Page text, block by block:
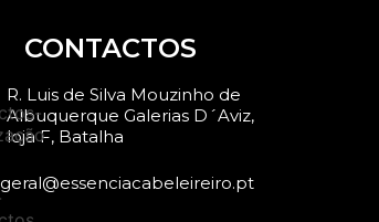
CONTACTOS
R. Luis de Silva Mouzinho de
Albuquerque Galerias D´Aviz,
loja F, Batalha
geral@essenciacabeleireiro.pt